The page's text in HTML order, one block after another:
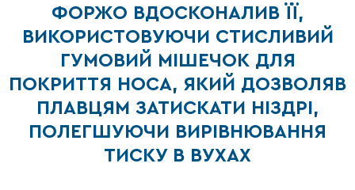
ФОРЖО ВДОСКОНАЛИВ ЇЇ,
ВИКОРИСТОВУЮЧИ СТИСЛИВИЙ
ГУМОВИЙ МІШЕЧОК ДЛЯ
ПОКРИТТЯ НОСА, ЯКИЙ ДОЗВОЛЯВ
ПЛАВЦЯМ ЗАТИСКАТИ НІЗДРІ,
ПОЛЕГШУЮЧИ ВИРІВНЮВАННЯ
ТИСКУ В ВУХАХ